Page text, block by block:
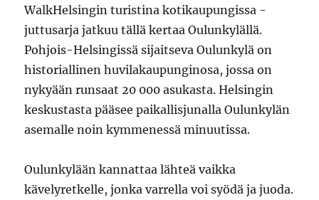
WalkHelsingin turistina kotikaupungissa -
juttusarja jatkuu tällä kertaa Oulunkylällä.
Pohjois-Helsingissä sijaitseva Oulunkylä on
historiallinen huvilakaupunginosa, jossa on
nykyään runsaat 20 000 asukasta. Helsingin
keskustasta pääsee paikallisjunalla Oulunkylän
asemalle noin kymmenessä minuutissa.
Oulunkylään kannattaa lähteä vaikka
kävelyretkelle, jonka varrella voi syödä ja juoda.